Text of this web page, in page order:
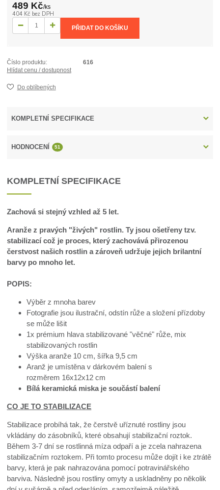
489 Kč/ks
404 Kč bez DPH
PŘIDAT DO KOŠÍKU
Číslo produktu:
616
Hlídat cenu / dostupnost
Do oblíbených
KOMPLETNÍ SPECIFIKACE
HODNOCENÍ 51
KOMPLETNÍ SPECIFIKACE
Zachová si stejný vzhled až 5 let.
Aranže z pravých "živých" rostlin. Ty jsou ošetřeny tzv.
stabilizací což je proces, který zachovává přirozenou
čerstvost našich rostlin a zároveň udržuje jejich brilantní
barvy po mnoho let.
POPIS:
Výběr z mnoha barev
Fotografie jsou ilustrační, odstín růže a složení přízdoby
se může lišit
1x prémium hlava stabilizované "věčné" růže, mix
stabilizovaných rostlin
Výška aranže 10 cm, šířka 9,5 cm
Aranž je umístěna v dárkovém balení s
rozměrem 16x12x12 cm
Bílá keramická miska je součástí balení
CO JE TO STABILIZACE
Stabilizace probíhá tak, že čerstvě uříznuté rostliny jsou
vkládány do zásobníků, které obsahují stabilizační roztok.
Během 3-7 dní se rostlinná míza odpaří a je zcela nahrazena
stabilizačním roztokem. Při tomto procesu může dojít i ke ztrátě
barvy, která je pak nahrazována pomocí potravinářského
barviva. Následně jsou rostliny omyty a uskladněny po několik